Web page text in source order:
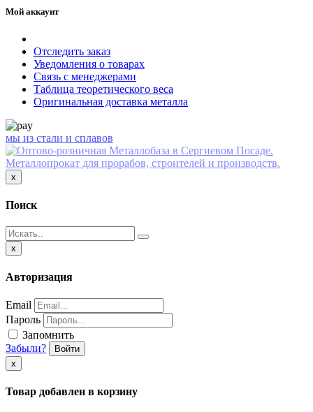
Мой аккаунт
Отследить заказ
Уведомления о товарах
Связь с менеджерами
Таблица теоретического веса
Оригинальная доставка металла
мы из стали и сплавов
x
Поиск
x
Авторизация
Email
Пароль
Запомнить
Забыли?
Войти
х
Товар добавлен в корзину